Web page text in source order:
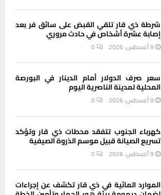
شرطة ذي قار تلقي القبض على سائق فر بعد
إصابة عشرة أشخاص في حادث مروري
9 أغسطس، 2026 0
سعر صرف الدولار أمام الدينار في البورصة
المحلية لمدينة الناصرية اليوم
9 أغسطس، 2026 0
كهرباء الجنوب تتفقد محطات ذي قار وتؤكد
تسريع الصيانة قبيل موسم الذروة الصيفية
9 أغسطس، 2026 0
الموارد المائية في ذي قار تكشف عن إجراءات